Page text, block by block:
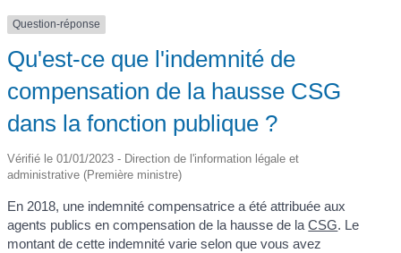
Question-réponse
Qu'est-ce que l'indemnité de
compensation de la hausse CSG
dans la fonction publique ?
Vérifié le 01/01/2023 - Direction de l'information légale et
administrative (Première ministre)
En 2018, une indemnité compensatrice a été attribuée aux
agents publics en compensation de la hausse de laCSG. Le
montant de cette indemnité varie selon que vous avez